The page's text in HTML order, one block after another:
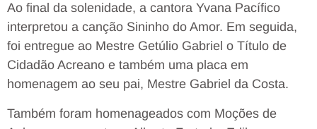
Ao final da solenidade, a cantora Yvana Pacífico
interpretou a canção Sininho do Amor. Em seguida,
foi entregue ao Mestre Getúlio Gabriel o Título de
Cidadão Acreano e também uma placa em
homenagem ao seu pai, Mestre Gabriel da Costa.
Também foram homenageados com Moções de